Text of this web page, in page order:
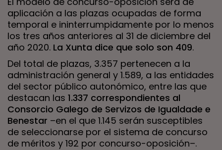
aplicación a las plazas ocupadas de forma
temporal e ininterrumpidamente por lo menos
los tres años anteriores al 31 de diciembre del
año 2020. La Xunta dice que solo son 409.
Del total de plazas, 3.357 pertenecen a la
administración general y 1.589, a las entidades
del sector público autonómico, entre las que
destacan las 1.337 correspondientes al
Consorcio Galego de Servizos de Igualdade e
Benestar –en el que 1.145 serán susceptibles
de seleccionarse por el sistema de concurso
de méritos y 192 por concurso-oposición–.